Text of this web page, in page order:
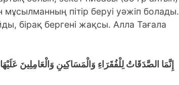
пітір беруі уәжіп болады.
бірақ бергені жақсы. Алла Тағала
إِنَّمَا الصَّدَقَاتُ لِلْفُقَرَاءِ وَالْمَسَاكِينِ وَالْعَامِلِينَ